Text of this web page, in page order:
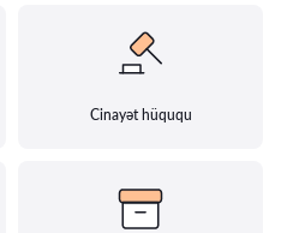
Cinayət hüququ